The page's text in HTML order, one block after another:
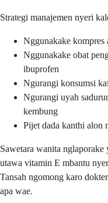
Strategi manajemen nyeri
Nggunakake kompres
Nggunakake obat
ibuprofen
Ngurangi konsumsi
Ngurangi uyah
kembung
Pijet dada kanthi alon
Sawetara wanita
utawa vitamin E mbantu
Tansah ngomong karo
apa wae.